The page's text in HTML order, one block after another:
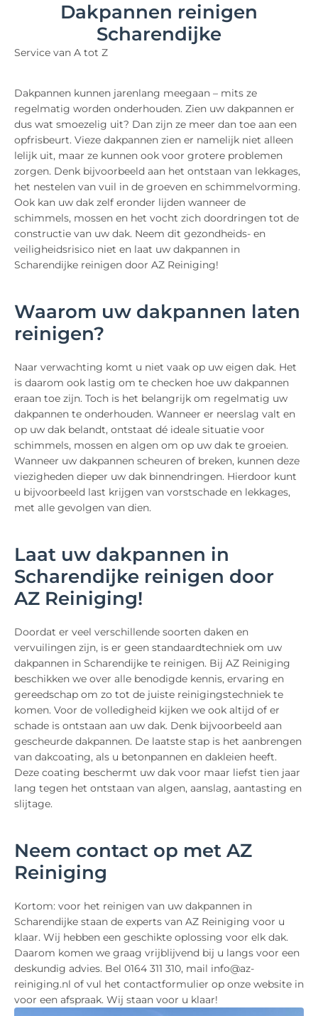
Dakpannen reinigen
Scharendijke
Service van A tot Z
Dakpannen kunnen jarenlang meegaan – mits ze
regelmatig worden onderhouden. Zien uw dakpannen er
dus wat smoezelig uit? Dan zijn ze meer dan toe aan een
opfrisbeurt. Vieze dakpannen zien er namelijk niet alleen
lelijk uit, maar ze kunnen ook voor grotere problemen
zorgen. Denk bijvoorbeeld aan het ontstaan van lekkages,
het nestelen van vuil in de groeven en schimmelvorming.
Ook kan uw dak zelf eronder lijden wanneer de
schimmels, mossen en het vocht zich doordringen tot de
constructie van uw dak. Neem dit gezondheids- en
veiligheidsrisico niet en laat uw dakpannen in
Scharendijke reinigen door AZ Reiniging!
Waarom uw dakpannen laten
reinigen?
Naar verwachting komt u niet vaak op uw eigen dak. Het
is daarom ook lastig om te checken hoe uw dakpannen
eraan toe zijn. Toch is het belangrijk om regelmatig uw
dakpannen te onderhouden. Wanneer er neerslag valt en
op uw dak belandt, ontstaat dé ideale situatie voor
schimmels, mossen en algen om op uw dak te groeien.
Wanneer uw dakpannen scheuren of breken, kunnen deze
viezigheden dieper uw dak binnendringen. Hierdoor kunt
u bijvoorbeeld last krijgen van vorstschade en lekkages,
met alle gevolgen van dien.
Laat uw dakpannen in
Scharendijke reinigen door
AZ Reiniging!
Doordat er veel verschillende soorten daken en
vervuilingen zijn, is er geen standaardtechniek om uw
dakpannen in Scharendijke te reinigen. Bij AZ Reiniging
beschikken we over alle benodigde kennis, ervaring en
gereedschap om zo tot de juiste reinigingstechniek te
komen. Voor de volledigheid kijken we ook altijd of er
schade is ontstaan aan uw dak. Denk bijvoorbeeld aan
gescheurde dakpannen. De laatste stap is het aanbrengen
van dakcoating, als u betonpannen en dakleien heeft.
Deze coating beschermt uw dak voor maar liefst tien jaar
lang tegen het ontstaan van algen, aanslag, aantasting en
slijtage.
Neem contact op met AZ
Reiniging
Kortom: voor het reinigen van uw dakpannen in
Scharendijke staan de experts van AZ Reiniging voor u
klaar. Wij hebben een geschikte oplossing voor elk dak.
Daarom komen we graag vrijblijvend bij u langs voor een
deskundig advies. Bel 0164 311 310, mail info@az-
reiniging.nl of vul het contactformulier op onze website in
voor een afspraak. Wij staan voor u klaar!